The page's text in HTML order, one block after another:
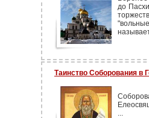
до
Таинство Соборования в
...